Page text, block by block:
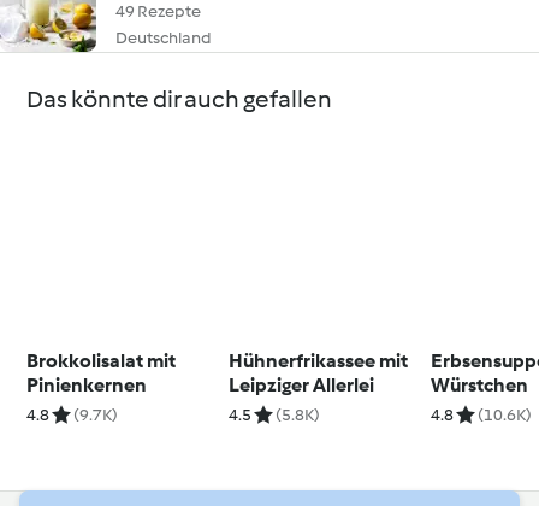
49 Rezepte
Deutschland
Das könnte dir auch gefallen
Brokkolisalat mit
Pinienkernen
4.8 (9.7K)
Hühnerfrikassee mit
Leipziger Allerlei
4.5 (5.8K)
Würstchen
4.8 (10.6K)